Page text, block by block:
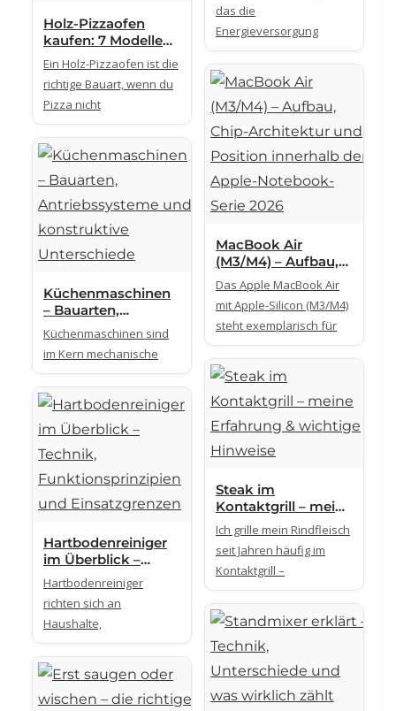
das die
Energieversorgung
Holz-Pizzaofen
kaufen: 7 Modelle
mit Pellets und
Kohle
Ein Holz-Pizzaofen ist die
richtige Bauart, wenn du
Pizza nicht
MacBook Air
(M3/M4) – Aufbau,
Chip-Architektur
und Position
innerhalb der Apple-
Notebook-Serie
2026
Das Apple MacBook Air
mit Apple-Silicon (M3/M4)
steht exemplarisch für
Küchenmaschinen
– Bauarten,
Antriebssysteme
und konstruktive
Unterschiede
Küchenmaschinen sind
im Kern mechanische
Steak im
Kontaktgrill – meine
Erfahrung &
wichtige Hinweise
Ich grille mein Rindfleisch
seit Jahren häufig im
Kontaktgrill –
Hartbodenreiniger
im Überblick –
Technik,
Funktionsprinzipien
und Einsatzgrenzen
Hartbodenreiniger
richten sich an
Haushalte,